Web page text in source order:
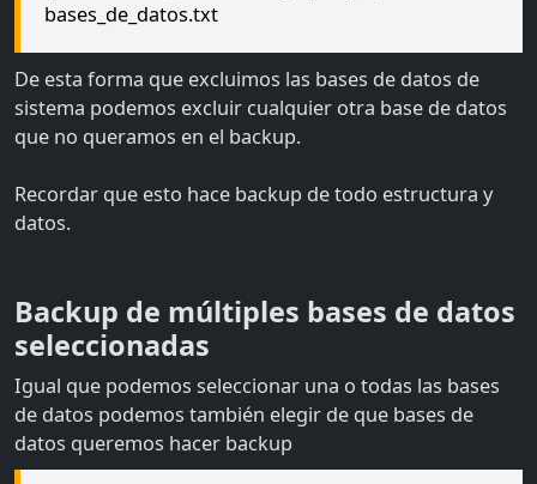
bases_de_datos.txt
De esta forma que excluimos las bases de datos de
sistema podemos excluir cualquier otra base de datos
que no queramos en el backup.
Recordar que esto hace backup de todo estructura y
datos.
Backup de múltiples bases de datos
seleccionadas
Igual que podemos seleccionar una o todas las bases
de datos podemos también elegir de que bases de
datos queremos hacer backup